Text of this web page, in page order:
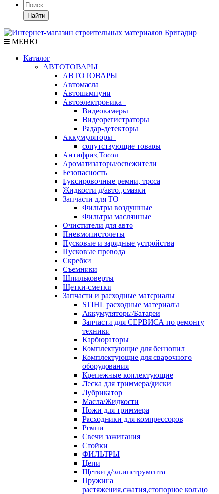
Найти
МЕНЮ
Каталог
АВТОТОВАРЫ
АВТОТОВАРЫ
Автомасла
Автошампуни
Автоэлектроника
Видеокамеры
Видеорегистраторы
Радар-детекторы
Аккумуляторы
сопутствующие товары
Антифриз,Тосол
Ароматизаторы/освежители
Безопасность
Буксировочные ремни, троса
Жидкости д/авто.,смазки
Запчасти для ТО
Фильтры воздушные
Фильтры маслянные
Очистители для авто
Пневмопистолеты
Пусковые и зарядные устройства
Пусковые провода
Скребки
Съемники
Шпильковерты
Щетки-сметки
Запчасти и расходные материалы
STIHL расходные материалы
Аккумуляторы/Батареи
Запчасти для СЕРВИСА по ремонту
техники
Карбюраторы
Комплектующие для бензопил
Комплектующие для сварочного
оборудования
Крепежные коплектующие
Леска для триммера/диски
Лубрикатор
Масла/Жидкости
Ножи для триммера
Расходники для компрессоров
Ремни
Свечи зажигания
Стойки
ФИЛЬТРЫ
Цепи
Щетки д/эл.инструмента
Пружина
растяжения,сжатия,стопорное кольцо